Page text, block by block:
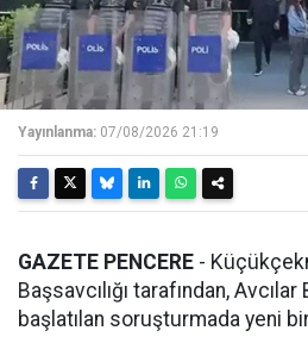
Yayınlanma: 07/08/2026 21:19
GAZETE PENCERE -
Başsavcılığı tarafından,
başlatılan soruşturmada yeni